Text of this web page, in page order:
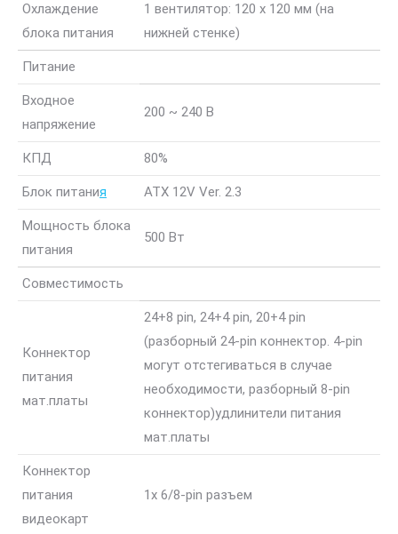
Охлаждение
блока питания
1 вентилятор: 120 x 120 мм (на
нижней стенке)
Питание
Входное
напряжение
200 ~ 240 В
КПД 80%
Блок питания ATX 12V Ver. 2.3
Мощность блока
питания
500 Вт
Совместимость
Коннектор
питания
мат.платы
24+8 pin, 24+4 pin, 20+4 pin
(разборный 24-pin коннектор. 4-pin
могут отстегиваться в случае
необходимости, разборный 8-pin
коннектор)удлинители питания
мат.платы
Коннектор
питания
видеокарт
1x 6/8-pin разъем